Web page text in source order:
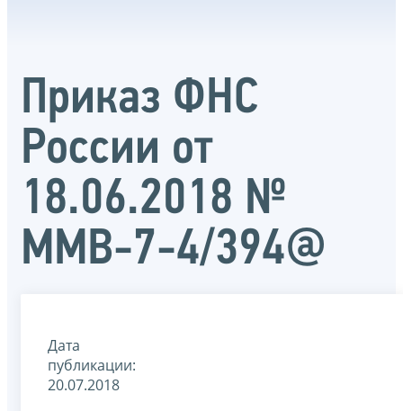
Приказ ФНС
России от
18.06.2018 №
ММВ-7-4/394@
Дата
публикации:
20.07.2018